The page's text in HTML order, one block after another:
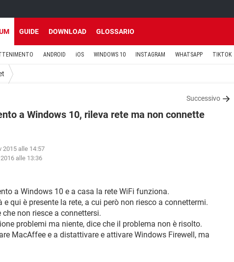
GUIDE DOWNLOAD GLOSSARIO
ANDROID iOS WINDOWS 10 INSTAGRAM WHATSAPP TIKTOK
Successivo
a Windows 10, rileva rete ma non connette
2015 alle 14:57
alle 13:36
a Windows 10 e a casa la rete WiFi funziona.
e qui è presente la rete, a cui però non riesco a connettermi.
che non riesce a connettersi.
problemi ma niente, dice che il problema non è risolto.
MacAffee e a distattivare e attivare Windows Firewell, ma